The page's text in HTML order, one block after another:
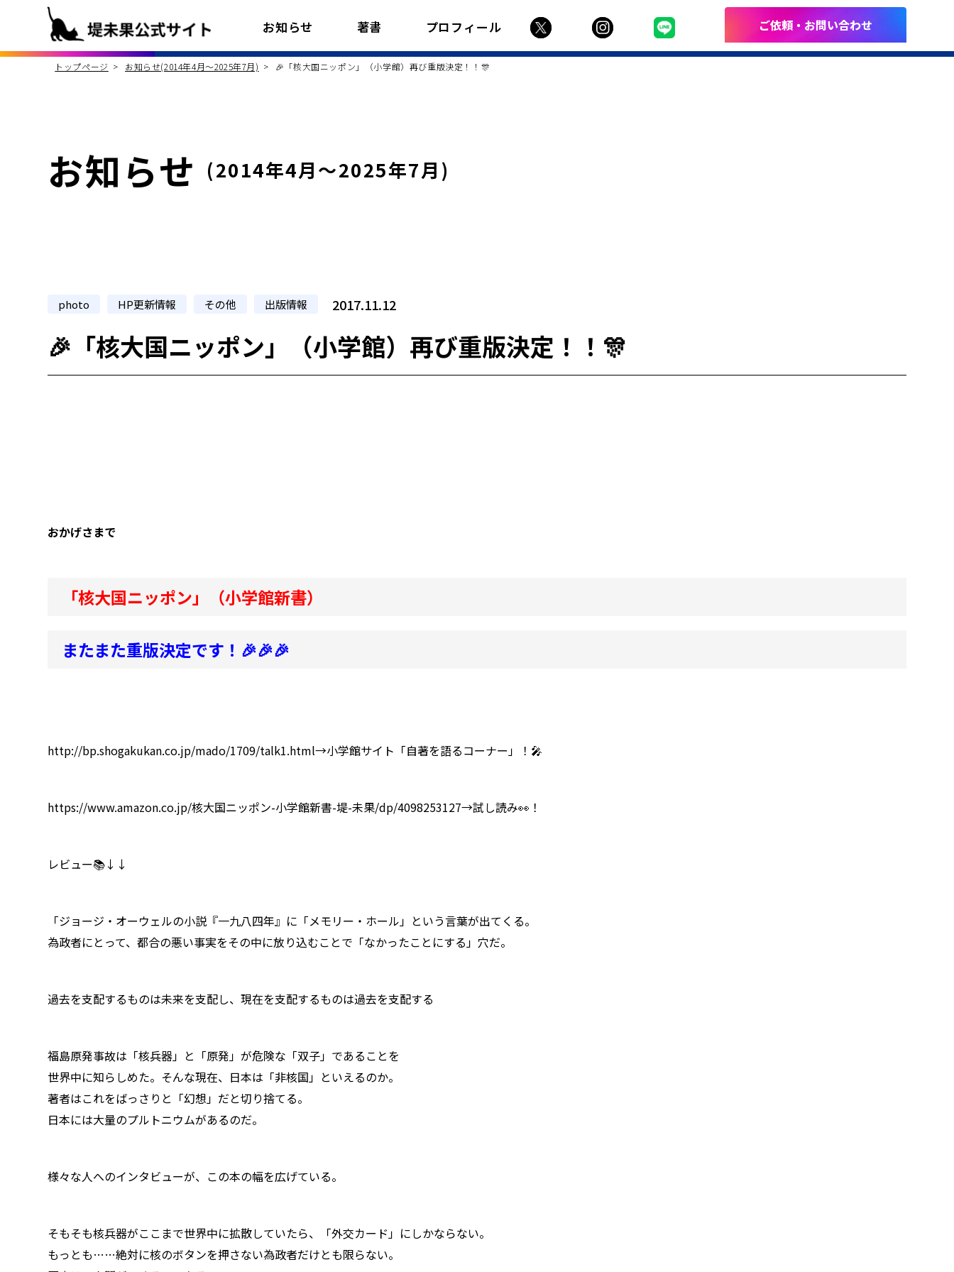
お知らせ 著書 プロフィール ご依頼・お問い合わせ
トップページ お知らせ(2014年4月〜2025年7月) 🎉「核大国ニッポン」（小学館）再び重版決定！！🎊
お知らせ (2014年4月〜2025年7月)
photo HP更新情報 その他 出版情報 2017.11.12
🎉「核大国ニッポン」（小学館）再び重版決定！！🎊
おかげさまで
「核大国ニッポン」（小学館新書）
またまた重版決定です！🎉🎉🎉
http://bp.shogakukan.co.jp/mado/1709/talk1.html→小学館サイト「自著を語るコーナー」！🎤
https://www.amazon.co.jp/核大国ニッポン-小学館新書-堤-未果/dp/4098253127→試し読み👀！
レビュー📚↓↓
「ジョージ・オーウェルの小説『一九八四年』に「メモリー・ホール」という言葉が出てくる。
為政者にとって、都合の悪い事実をその中に放り込むことで「なかったことにする」穴だ。
過去を支配するものは未来を支配し、現在を支配するものは過去を支配する――
福島原発事故は「核兵器」と「原発」が危険な「双子」であることを
世界中に知らしめた。そんな現在、日本は「非核国」といえるのか。
著者はこれをばっさりと「幻想」だと切り捨てる。
日本には大量のプルトニウムがあるのだ。
様々な人へのインタビューが、この本の幅を広げている。
そもそも核兵器がここまで世界中に拡散していたら、「外交カード」にしかならない。
もっとも……絶対に核のボタンを押さない為政者だけとも限らない。